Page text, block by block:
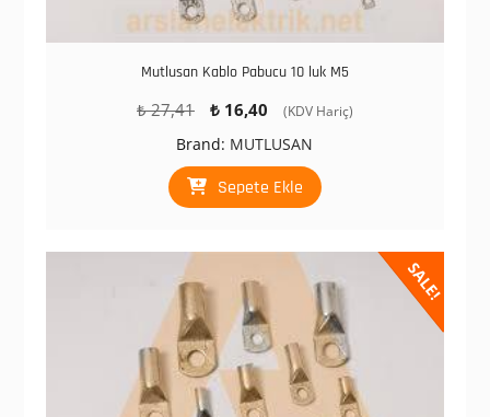
Mutlusan Kablo Pabucu 10 luk M5
₺27,41
Orijinal
fiyat:
₺ 27,41.
₺16,40
Şu
fiyat:
₺ 16,40.
(KDV Hariç)
Brand: MUTLUSAN
Sepete Ekle
SALE!